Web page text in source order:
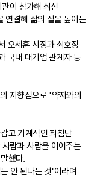
이 참가해 최신
연결해 삶의 질을 높이는
오세훈 시장과 최호정
국내 대기업 관계자 등
지향점으로 '약자와의
고 기계적인 최첨단
람과 사람을 이어주는
했다.
안 된다는 것"이라며